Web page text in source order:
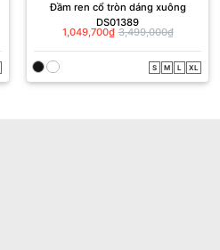
Đầm ren cổ tròn dáng xuông
DS01389
1,049,700₫ 3,499,000₫
S M L XL